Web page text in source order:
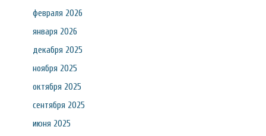
февраля 2026
января 2026
декабря 2025
ноября 2025
октября 2025
сентября 2025
июня 2025